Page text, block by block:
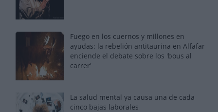
Fuego en los cuernos y millones en
ayudas: la rebelión antitaurina en Alfafar
enciende el debate sobre los 'bous al
carrer'
La salud mental ya causa una de cada
cinco bajas laborales